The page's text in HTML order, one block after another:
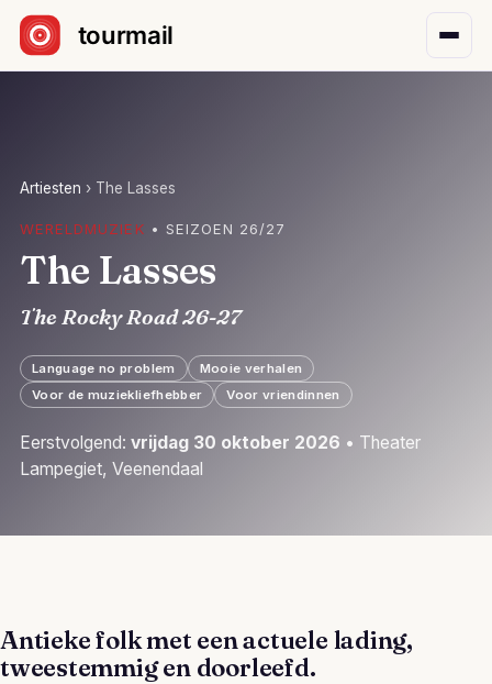
Sla navigatie over
Artiesten › The Lasses
WERELDMUZIEK • SEIZOEN 26/27
The Lasses
The Rocky Road 26-27
Language no problem
Mooie verhalen
Voor de muziekliefhebber
Voor vriendinnen
Eerstvolgend: vrijdag 30 oktober 2026 • Theater
Lampegiet, Veenendaal
Antieke folk met een actuele lading,
tweestemmig en doorleefd.